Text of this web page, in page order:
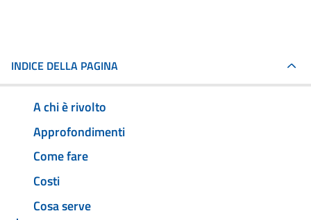
INDICE DELLA PAGINA
A chi è rivolto
Approfondimenti
Come fare
Costi
Cosa serve